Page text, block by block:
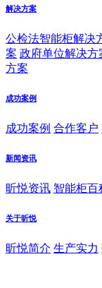
解决方案
公检法智能柜解决
案 政府单位解决方
方案
成功案例
成功案例 合作客户
新闻资讯
昕悦资讯 智能柜百
关于昕悦
昕悦简介 生产实力